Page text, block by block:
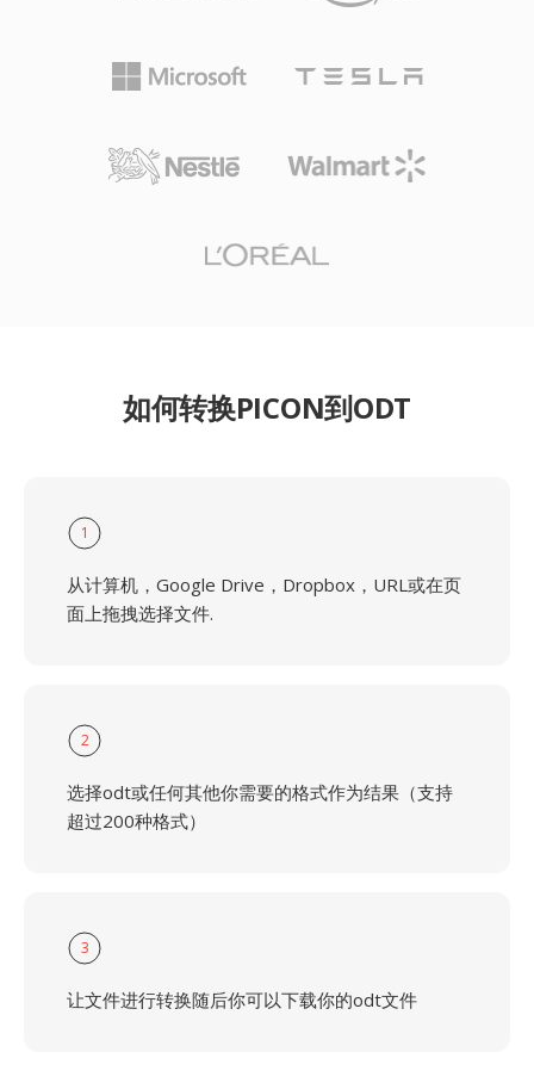
如何转换PICON到ODT
1
从计算机，Google Drive，Dropbox，URL或在页
面上拖拽选择文件.
2
选择odt或任何其他你需要的格式作为结果（支持
超过200种格式）
3
让文件进行转换随后你可以下载你的odt文件